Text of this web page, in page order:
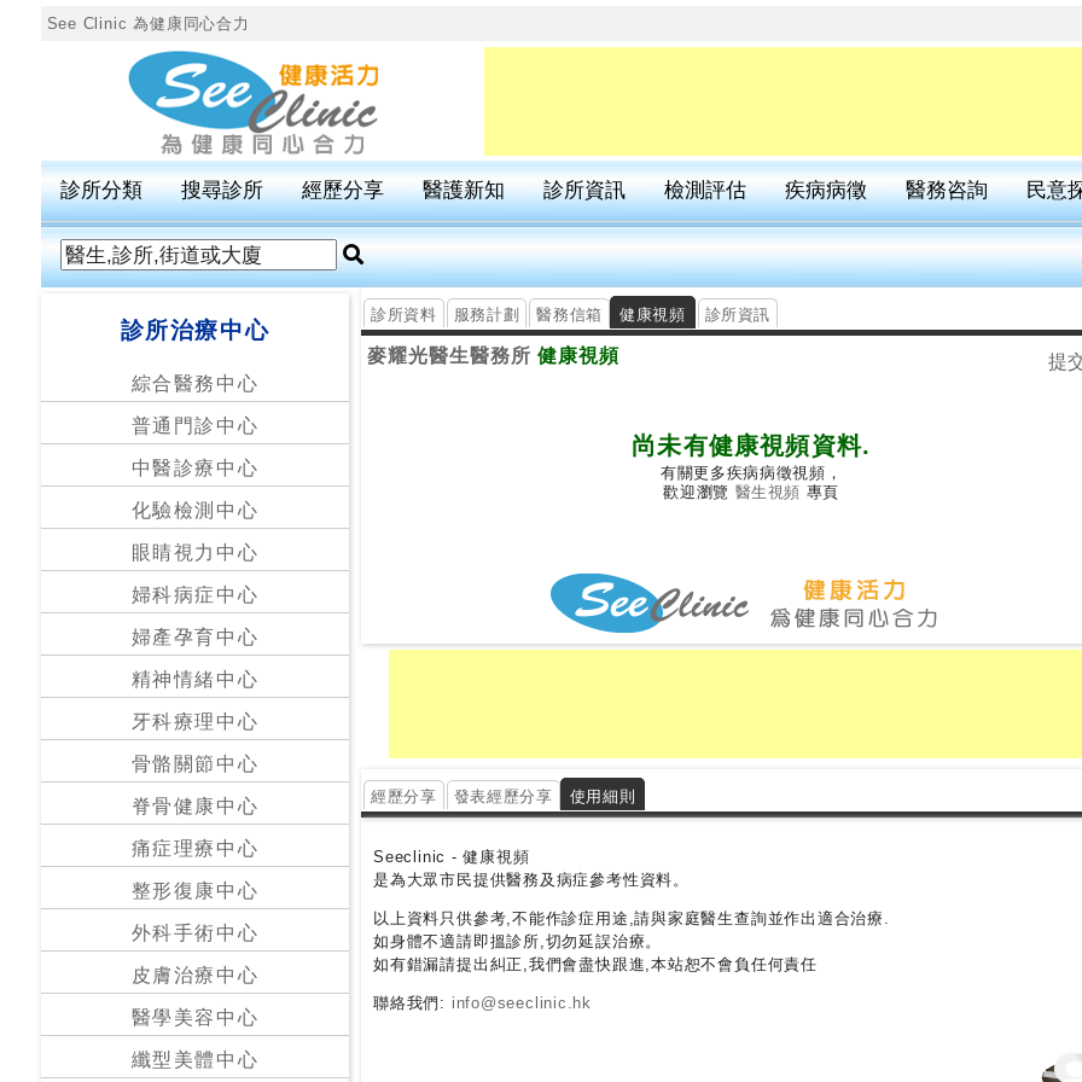
See Clinic 為健康同心合力
所
類
搜
按
搜
小
診
室
公
院
診所分類 搜尋診所 經歷分享 醫護新知 診所資訊 檢測評估 疾病病徵 醫務咨詢 民意
診所治療中心
綜合醫務中心
普通門診中心
中醫診療中心
化驗檢測中心
眼睛視力中心
婦科病症中心
婦產孕育中心
精神情緒中心
牙科療理中心
骨骼關節中心
脊骨健康中心
痛症理療中心
整形復康中心
外科手術中心
皮膚治療中心
醫學美容中心
纖型美體中心
診所資料 服務計劃 醫務信箱 健康視頻 診所資訊
提
麥耀光醫生醫務所 健康視頻
尚未有健康視頻資料.
有關更多疾病病徵視頻，
歡迎瀏覽 醫生視頻 專頁
經歷分享 發表經歷分享 使用細則
Seeclinic - 健康視頻
是為大眾市民提供醫務及病症參考性資料。
以上資料只供參考,不能作診症用途,請與家庭醫生查詢並作出適合治療.
如身體不適請即搵診所,切勿延誤治療。
如有錯漏請提出糾正,我們會盡快跟進,本站恕不會負任何責任
聯絡我們: info@seeclinic.hk